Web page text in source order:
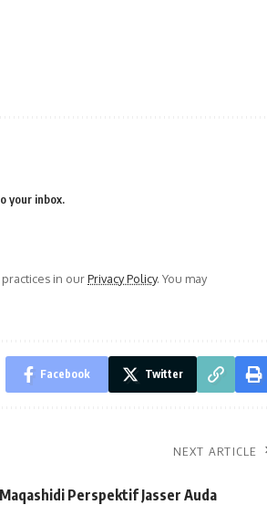
your inbox.
in ourPrivacy Policy. You may
Facebook Twitter
NEXT ARTICLE
Perspektif Jasser Auda